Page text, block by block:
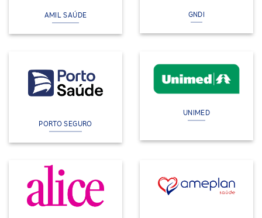
AMIL SAÚDE GNDI
PORTO SEGURO
UNIMED